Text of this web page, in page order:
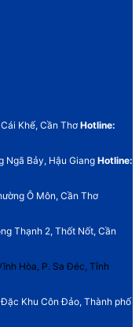
Khế, Cần Thơ Hotline:
Ngã Bảy, Hậu GiangHotline:
Ô Môn, Cần Thơ
Thạnh 2, Thốt Nốt, Cần
Hòa, P. Sa Đéc, Tỉnh
Khu Côn Đảo, Thành phố